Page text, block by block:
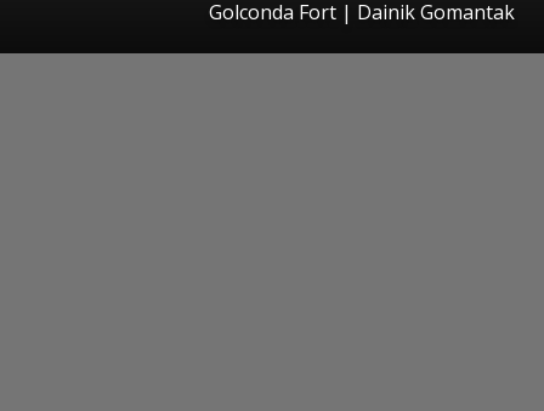
Golconda Fort | Dainik Gomantak